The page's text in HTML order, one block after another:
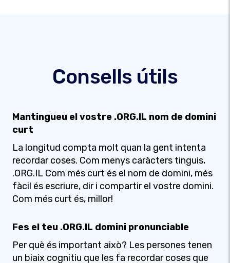
Consells útils
Mantingueu el vostre .ORG.IL nom de domini
curt
La longitud compta molt quan la gent intenta
recordar coses. Com menys caràcters tinguis,
.ORG.IL Com més curt és el nom de domini, més
fàcil és escriure, dir i compartir el vostre domini.
Com més curt és, millor!
Fes el teu .ORG.IL domini pronunciable
Per què és important això? Les persones tenen
un biaix cognitiu que les fa recordar coses que